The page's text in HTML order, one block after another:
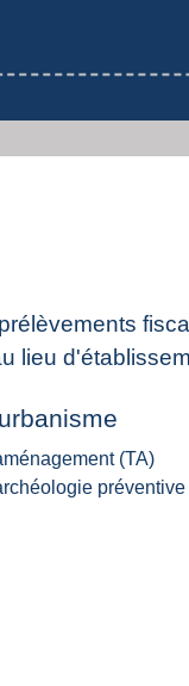
lieu
(TA)
préventive